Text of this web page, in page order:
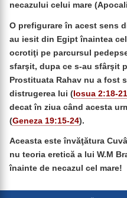
necazului celui mare
O prefigurare în acest sens
au iesit din Egipt înaintea
ocrotiţi pe parcursul
sfarşit, dupa ce s-au sfârşit
Prostituata Rahav nu a fost
distrugerea lui ( Iosua 2:18-21
decat în ziua când acesta
(Geneza 19:15-24).
Aceasta este învăţătura
nu teoria eretică a lui W.M
înainte de necazul cel mare!